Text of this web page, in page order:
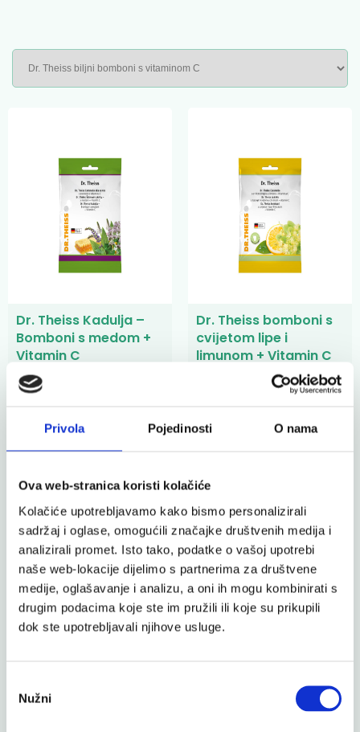
Privola Pojedinosti O nama
Ova web-stranica koristi kolačiće
Kolačiće upotrebljavamo kako bismo personalizirali
sadržaj i oglase, omogućili značajke društvenih medija i
analizirali promet. Isto tako, podatke o vašoj upotrebi
naše web-lokacije dijelimo s partnerima za društvene
medije, oglašavanje i analizu, a oni ih mogu kombinirati s
drugim podacima koje ste im pružili ili koje su prikupili
dok ste upotrebljavali njihove usluge.
pristanka
Nužni
Dr. Theiss Kadulja –
Bomboni s medom +
Vitamin C
Dr. Theiss biljni bomboni s vitaminom C
3,50 €
Dr. Theiss bomboni s
cvĳetom lipe i
limunom + Vitamin C
Dr. Theiss biljni bomboni s vitaminom C
Dr. Theiss biljni bomboni s vitaminom C